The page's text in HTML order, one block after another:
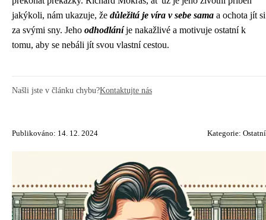
jakýkoli, nám ukazuje, že důležitá je víra v sebe sama a ochota jít si
za svými sny. Jeho odhodláníje nakažlivé a motivuje ostatní k
tomu, aby se nebáli jít svou vlastní cestou.
Našli jste v článku chybu?Kontaktujte nás
Publikováno: 14. 12. 2024 Kategorie: Ostatní